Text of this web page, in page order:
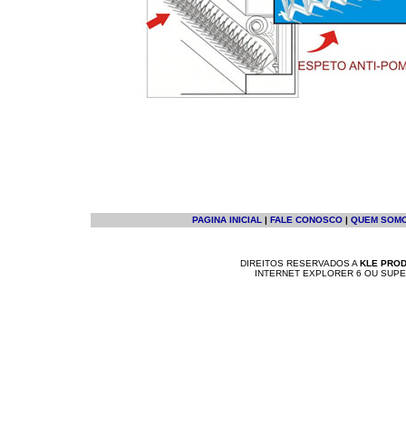
PAGINA INICIAL | FALE CONOSCO | QUEM
DIREITOS RESERVADOS A KLE
INTERNET EXPLORER 6 OU